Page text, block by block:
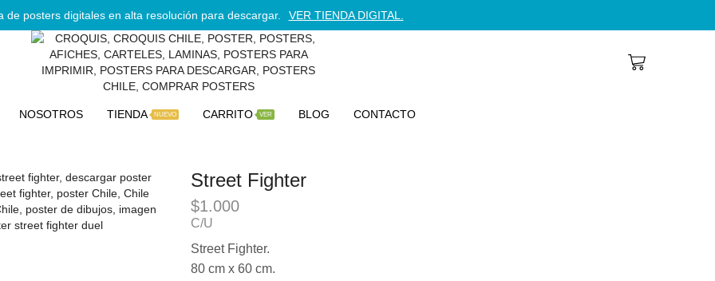
de posters digitales en alta resolución para descargar. VER TIENDA DIGITAL.
NOSOTROS TIENDA NUEVO CARRITO VER BLOG CONTACTO
Street Fighter
$1.000
C/U
Street Fighter.
80 cm x 60 cm.